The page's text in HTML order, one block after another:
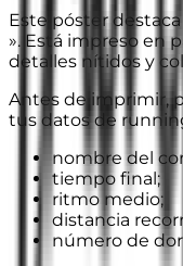
Este póster
». Está impreso en
detalles nítidos y
Antes de imprimir,
tus datos de
nombre del
tiempo final;
ritmo medio;
distancia
número de